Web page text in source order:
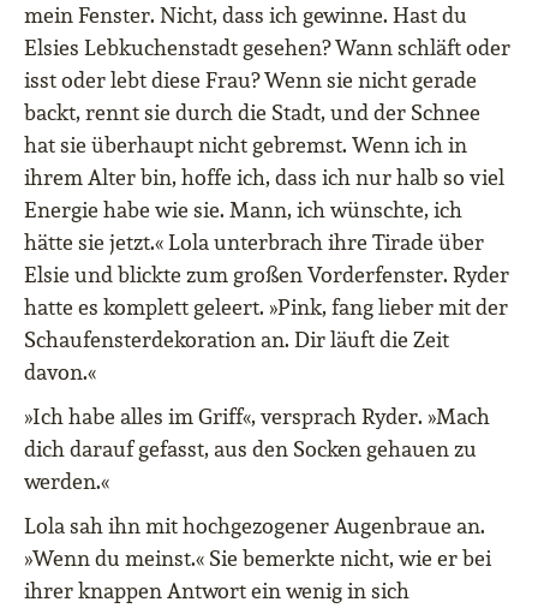
mein Fenster. Nicht, dass ich gewinne. Hast du
Elsies Lebkuchenstadt gesehen? Wann schläft oder
isst oder lebt diese Frau? Wenn sie nicht gerade
backt, rennt sie durch die Stadt, und der Schnee
hat sie überhaupt nicht gebremst. Wenn ich in
ihrem Alter bin, hoffe ich, dass ich nur halb so viel
Energie habe wie sie. Mann, ich wünschte, ich
hätte sie jetzt.« Lola unterbrach ihre Tirade über
Elsie und blickte zum großen Vorderfenster. Ryder
hatte es komplett geleert. »Pink, fang lieber mit der
Schaufensterdekoration an. Dir läuft die Zeit
davon.«
»Ich habe alles im Griff«, versprach Ryder. »Mach
dich darauf gefasst, aus den Socken gehauen zu
werden.«
Lola sah ihn mit hochgezogener Augenbraue an.
»Wenn du meinst.« Sie bemerkte nicht, wie er bei
ihrer knappen Antwort ein wenig in sich